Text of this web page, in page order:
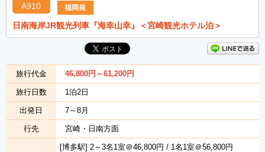
A910 福岡発
日南海岸JR観光列車『海幸山幸』＜宮崎観光ホテル泊＞
旅行代金 46,800円 ～61,200円
旅行日数 1泊2日
出発日 7～8月
行先 宮崎・日南方面
[博多駅] 2～3名1室＠46,800円 / 1名1室＠56,800円